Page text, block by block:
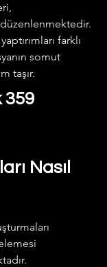
farklı
somut
taşır.
359
Nasıl